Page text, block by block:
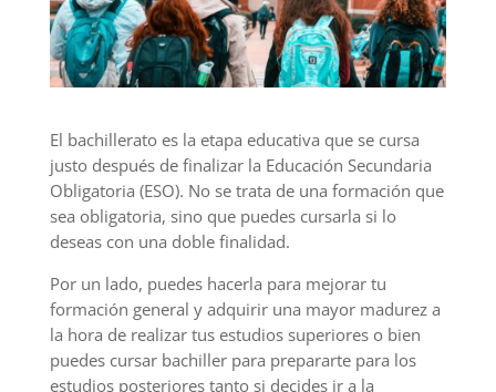
El bachillerato es la etapa educativa que se cursa
justo después de finalizar la Educación Secundaria
Obligatoria (ESO). No se trata de una formación que
sea obligatoria, sino que puedes cursarla si lo
deseas con una doble finalidad.
Por un lado, puedes hacerla para mejorar tu
formación general y adquirir una mayor madurez a
la hora de realizar tus estudios superiores o bien
puedes cursar bachiller para prepararte para los
estudios posteriores tanto si decides ir a la